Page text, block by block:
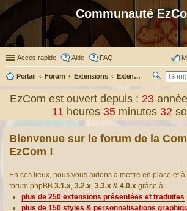
Communauté
Accès rapide Aide FAQ
Portail Forum Extensions Extensions présentées & traduites
ch
er
EzCom est ouvert depuis : 23
11 heures35 minutes32
Bienvenue sur le forum de la
EzCom !
En ces lieux, nous vous aidons à mettre en place et
forum phpBB 3.1.x, 3.2.x, 3.3.x & 4.0.x grâce à :
plus de 250 extensions présentées et traduites
plus de 150 styles & personnalisations